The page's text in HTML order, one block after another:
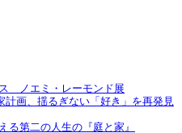
＿ノエミ・レーモンド展
画、揺るぎない「好き」を再発見
る第二の人生の『庭と家』